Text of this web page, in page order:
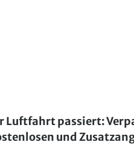
Luftfahrt passiert:
und